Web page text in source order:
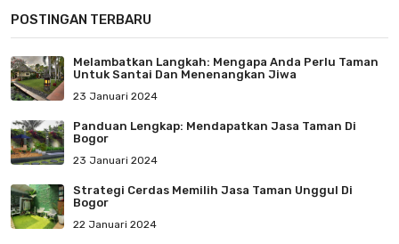
POSTINGAN TERBARU
Melambatkan Langkah: Mengapa Anda Perlu Taman
Untuk Santai Dan Menenangkan Jiwa
23 Januari 2024
Panduan Lengkap: Mendapatkan Jasa Taman Di
Bogor
23 Januari 2024
Strategi Cerdas Memilih Jasa Taman Unggul Di
Bogor
22 Januari 2024